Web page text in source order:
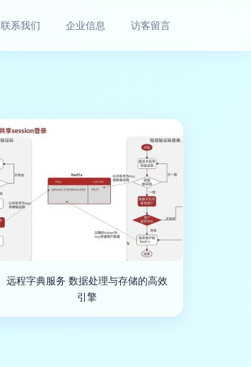
联系我们 企业信息 访客留言
远程字典服务 数据处理与存储的高效
引擎